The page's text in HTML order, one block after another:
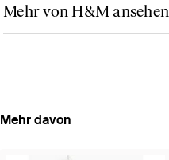
Mehr von H&M ansehen
Mehr davon